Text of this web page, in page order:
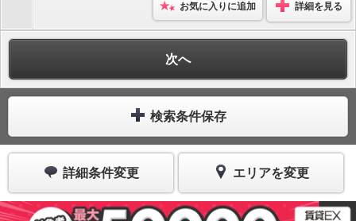
お気に入りに追加 詳細を見る
次へ
検索条件保存
詳細条件変更 エリアを変更